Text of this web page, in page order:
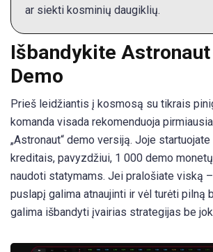
ar siekti kosminių daugiklių.
Išbandykite Astronaut
Demo
Prieš leidžiantis į kosmosą su tikrais
komanda visada rekomenduoja
„Astronaut“ demo versiją. Joje
kreditais, pavyzdžiui, 1 000 demo
naudoti statymams. Jei pralošiate viską
puslapį galima atnaujinti ir vėl turėti pilną
galima išbandyti įvairias strategijas be